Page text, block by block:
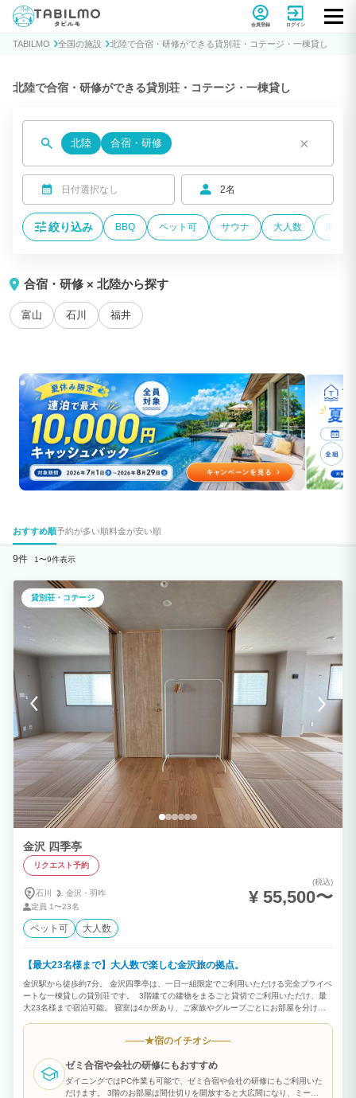
貸別荘コテージ・一棟貸し宿泊予約サイトTABILMO(タビルモ)
会員登録 ログイン
TABILMO 全国の施設 北陸で合宿・研修ができる貸別荘・コテージ・一棟貸し
北陸で合宿・研修ができる貸別荘・コテージ・一棟貸し
北陸 合宿・研修 ×
日付選択なし 2名
絞り込み BBQ ペット可 サウナ 大人数 海が
合宿・研修 × 北陸から探す
富山 石川 福井
おすすめ順予約が多い順料金が安い順
9件 1〜9件表示
貸別荘・コテージ
​金沢 四季亭
リクエスト予約
石川 金沢・ 羽咋
定員 1〜23名
(税込)
¥ 55,500〜
ペット可 大人数
【最大23名様まで】大人数で楽しむ金沢旅の拠点。
金沢駅から徒歩約7分。 金沢四季亭は、一日一組限定でご利用いただける完全プライベ
ートな一棟貸しの貸別荘です。 3階建ての建物をまるごと貸切でご利用いただけ、最
大23名様まで宿泊可能。 寝室は4か所あり、ご家族やグループごとにお部屋を分けな
行や三世代旅行、友人同士のグループ旅行、社員旅行など、さまざまなシーンにおすす
ください。
★宿のイチオシ
ゼミ合宿や会社の研修にもおすすめ
ダイニングではPC作業も可能で、ゼミ合宿や会社の研修にもご利用いた
だけます。 3階のお部屋は間仕切りを開放すると大広間になり、ミーテ